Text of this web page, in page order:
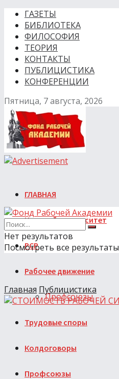
ГАЗЕТЫ
БИБЛИОТЕКА
ФИЛОСОФИЯ
ТЕОРИЯ
КОНТАКТЫ
ПУБЛИЦИСТИКА
КОНФЕРЕНЦИИ
Пятница, 7 августа, 2026
ГЛАВНАЯ
Красный университет
РСР
Рабочее движение
Профсоюзы
Трудовые споры
Колдоговоры
Профсоюзы
Нет результатов
Посмотреть все результаты
Главная Публицистика